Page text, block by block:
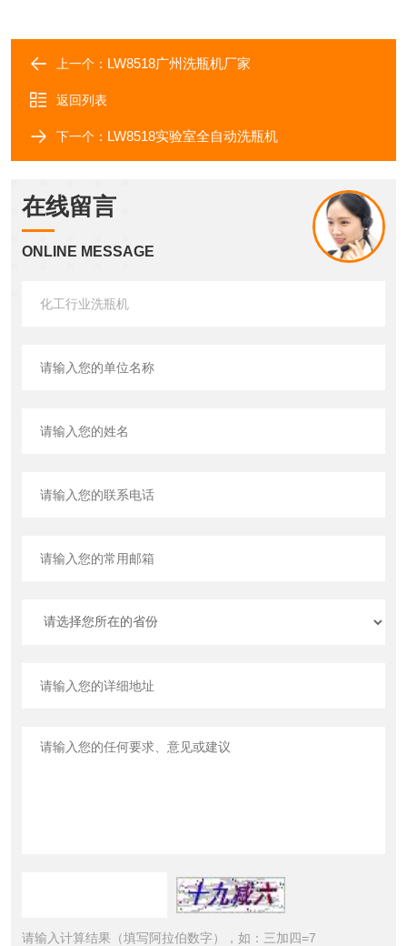
上一个： LW8518广州洗瓶机厂家
返回列表
下一个： LW8518实验室全自动洗瓶机
在线留言
ONLINE MESSAGE
请输入计算结果（填写阿拉伯数字），如：三加四=7